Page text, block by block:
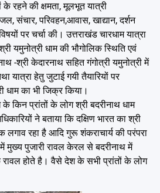
के रहने की क्षमता, मूलभूत यात्री
संचार, परिवहन,आवास, खाद्यान, दर्शन
पर चर्चा की। उत्तराखंड चारधाम यात्रा
यमुनोत्री धाम की भौगोलिक स्थिति एवं
-श्री केदारनाथ सहित गंगोत्री यमुनोत्री में
यात्रा हेतु जुटाई गयी तैयारियों पर
धाम का भी जिक्र किया।
किन प्रांतों के लोग श्री बदरीनाथ धाम
ने बताया कि दक्षिण भारत का श्री
लगाव रहा है आदि गुरू शंकराचार्य की परंपरा
मुख्य पुजारी रावल केरल से बदरीनाथ में
होते है। वैसे देश के सभी प्रांतों के लोग